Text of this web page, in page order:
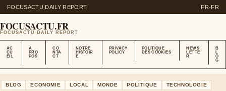
FOCUSACTU DAILY REPORT FR-FR
FOCUSACTU.FR
FOCUSACTU DAILY REPORT
AC
CU
EIL
A
PRO
POS
CO
NTA
CT
NOTRE
HISTOIR
E
PRIVACY
POLICY
POLITIQUE
DES COOKIES
NEWS
LETTE
R
B
L
O
G
BLOG ECONOMIE LOCAL MONDE POLITIQUE TECHNOLOGIE